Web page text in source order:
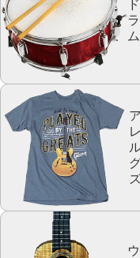
ド
ラ
ム
レ
ウ